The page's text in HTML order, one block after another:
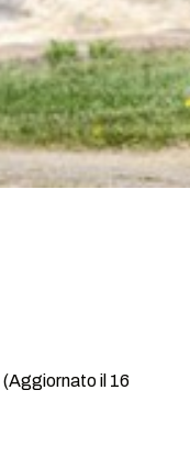
(Aggiornato il 16